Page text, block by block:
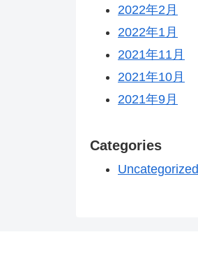
2022年2月
2022年1月
2021年11月
2021年10月
2021年9月
Categories
Uncategorized